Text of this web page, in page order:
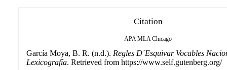
Citation
APA MLA Chicago
García Moya, B. R. (n.d.). Regles D´Esquivar Vocables
Lexicografía. Retrieved from https://www.self.gutenberg.org/